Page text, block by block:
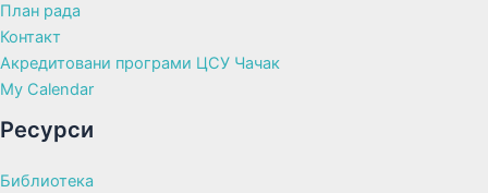
План рада
Контакт
Акредитовани програми ЦСУ Чачак
My Calendar
Ресурси
Библиотека